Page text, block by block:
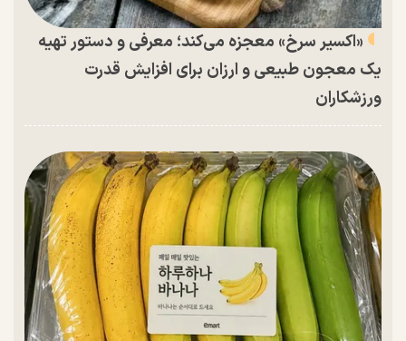
«اکسیر سرخ» معجزه می‌کند؛ معرفی و دستور تهیه
یک معجون طبیعی و ارزان برای افزایش قدرت
ورزشکاران